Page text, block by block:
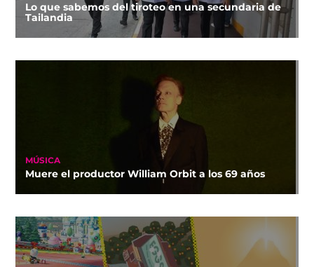
Lo que sabemos del tiroteo en una secundaria de
Tailandia
MÚSICA
Muere el productor William Orbit a los 69 años